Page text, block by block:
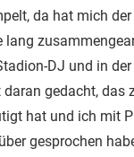
da hat mich
lang
DJ und in
gedacht, das
hat und ich mit
gesprochen